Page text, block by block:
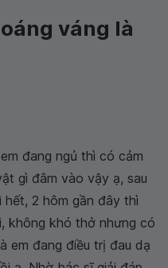
váng là
đang ngủ thì có cảm
gì đâm vào vậy ạ, sau
hết, 2 hôm gần đây thì
không khó thở nhưng có
em đang điều trị đau dạ